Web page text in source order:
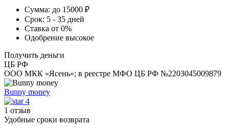
Сумма: до 15000 ₽
Срок: 5 - 35 дней
Ставка от 0%
Одобрение высокое
Получить деньги
ЦБ РФ
ООО МКК «Ясень»; в реестре МФО ЦБ РФ №2203045009879
Bunny money
4
1 отзыв
Удобные сроки возврата